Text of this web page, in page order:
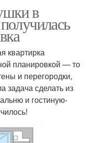
в
квартирка
планировкой — то
и перегородки,
задача сделать из
и гостиную-